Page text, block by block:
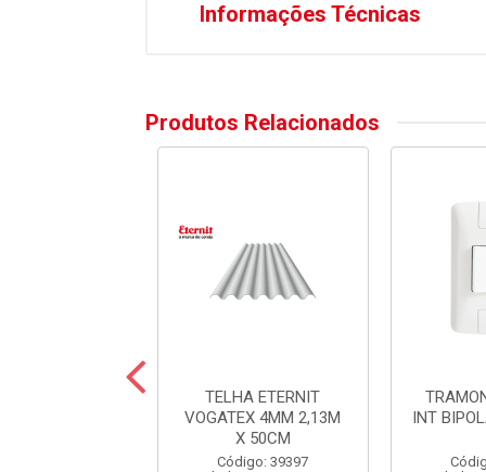
Informações Técnicas
Produtos Relacionados
TELHA ETERNIT
VOGATEX 4MM 2,13M
X 50CM
Código: 39397
INT